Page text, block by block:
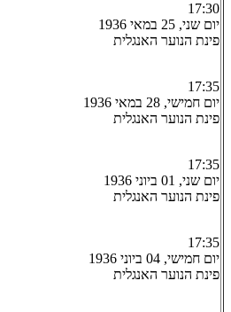
17:30
יום שני, 25 במאי 1936
פינת הנוער האנגלית
17:35
יום חמישי, 28 במאי 1936
פינת הנוער האנגלית
17:35
יום שני, 01 ביוני 1936
פינת הנוער האנגלית
17:35
יום חמישי, 04 ביוני 1936
פינת הנוער האנגלית